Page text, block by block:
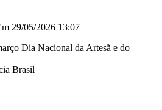
29/05/2026 13:07
Brasil